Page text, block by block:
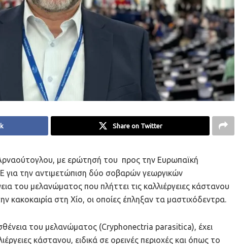
Share on Twitter
με ερώτησή του προς την Ευρωπαϊκή
για την αντιμετώπιση δύο σοβαρών γεωργικών
του μελανώματος που πλήττει τις καλλιέργειες κάστανου
κακοκαιρία στη Χίο, οι οποίες έπληξαν τα μαστιχόδεντρα.
του μελανώματος (Cryphonectria parasitica), έχει
κάστανου, ειδικά σε ορεινές περιοχές και όπως το